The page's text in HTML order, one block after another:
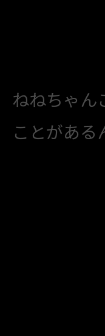
ねねちゃん
ことがある